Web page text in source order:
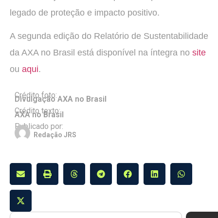
legado de proteção e impacto positivo.
A segunda edição do Relatório de Sustentabilidade
da AXA no Brasil está disponível na íntegra no site
ou aqui.
Crédito foto:
Divulgação AXA no Brasil
Crédito texto:
AXA no Brasil
Publicado por:
Redação JRS